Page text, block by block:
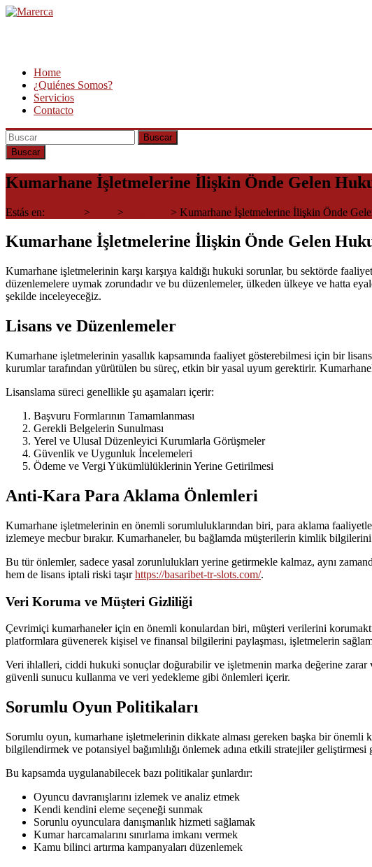
Saltar
Contabilidad
Home
¿Quiénes Somos?
Servicios
Contacto
Buscar
Kumarhane İşletmelerine İlişkin Önde Gelen
Estás en: > > > Kumarhane İşletmelerine İlişkin Önde
Kumarhane İşletmelerine İlişkin Önde Gelen
Kumarhane işletmelerinin karşı karşıya kaldığı hukuki sorunlar, bu sektörde
düzenlemelere uymak zorundadır ve bu düzenlemeler, ülkeden ülkeye ve hatta
şekilde inceleyeceğiz.
Lisans ve Düzenlemeler
Kumarhane işletmelerinin yasallık kapsamında faaliyet gösterebilmesi için bir
kurumlar tarafından yürütülen bu süreç, etkin bir yasal uyum gerektirir.
Lisanslama süreci genellikle şu aşamaları içerir:
Başvuru Formlarının Tamamlanması
Gerekli Belgelerin Sunulması
Yerel ve Ulusal Düzenleyici Kurumlarla Görüşmeler
Güvenlik ve Uygunluk İncelemeleri
Ödeme ve Vergi Yükümlülüklerinin Yerine Getirilmesi
Anti-Kara Para Aklama Önlemleri
Kumarhane işletmelerinin en önemli sorumluluklarından biri, para aklama
izlemeye mecbur bırakır. Kumarhaneler, bu bağlamda müşterilerin kimlik
Bu tür önlemler, sadece yasal zorunlulukları yerine getirmekle kalmaz, aynı
hem de lisans iptali riski taşırhttps://basaribet-tr-slots.com/.
Veri Koruma ve Müşteri Gizliliği
Çevrimiçi kumarhaneler için en önemli konulardan biri, müşteri verilerini
platformlara güvenerek kişisel ve finansal bilgilerini paylaşması, işletmelerin
Veri ihlalleri, ciddi hukuki sonuçlar doğurabilir ve işletmenin marka değerine
güvenli sunucu kullanma ve veri yedekleme gibi önlemleri içerir.
Sorumlu Oyun Politikaları
Sorumlu oyun, kumarhane işletmelerinin dikkate alması gereken başka bir
bilgilendirmek ve potansiyel bağımlılığı önlemek adına etkili stratejiler geliştirmesi
Bu kapsamda uygulanabilecek bazı politikalar şunlardır:
Oyuncu davranışlarını izlemek ve analiz etmek
Kendi kendini eleme seçeneği sunmak
Sorunlu oyunculara danışmanlık hizmeti sağlamak
Kumar harcamalarını sınırlama imkanı vermek
Kamu bilinci artırma kampanyaları düzenlemek